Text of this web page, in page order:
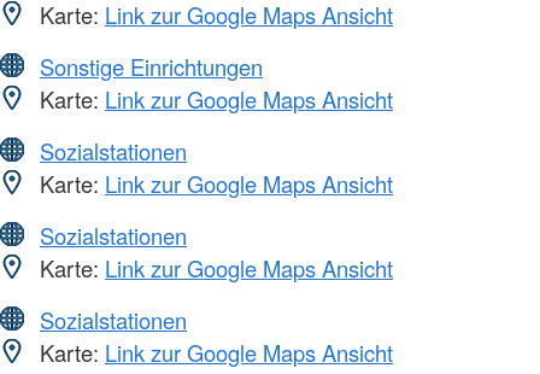
Karte: Link zur Google Maps Ansicht
Sonstige Einrichtungen
Karte: Link zur Google Maps Ansicht
Sozialstationen
Karte: Link zur Google Maps Ansicht
Sozialstationen
Karte: Link zur Google Maps Ansicht
Sozialstationen
Karte: Link zur Google Maps Ansicht